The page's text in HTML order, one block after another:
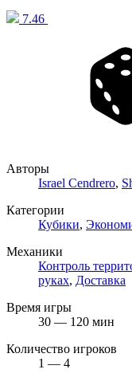
7.46
Авторы
Israel Cendrero,
Категории
Кубики,
Механики
Контроль
руках, Доставка
Время игры
30 — 120 мин
Количество игроков
1 — 4